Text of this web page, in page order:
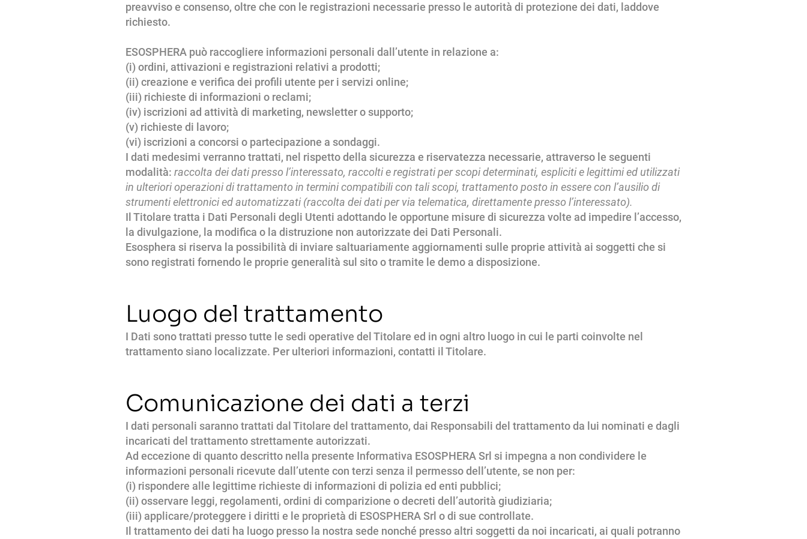
preavviso e consenso, oltre che con le registrazioni necessarie presso le autorità di protezione dei dati, laddove
richiesto.
ESOSPHERA può raccogliere informazioni personali dall’utente in relazione a:
(i) ordini, attivazioni e registrazioni relativi a prodotti;
(ii) creazione e verifica dei profili utente per i servizi online;
(iii) richieste di informazioni o reclami;
(iv) iscrizioni ad attività di marketing, newsletter o supporto;
(v) richieste di lavoro;
(vi) iscrizioni a concorsi o partecipazione a sondaggi.
I dati medesimi verranno trattati, nel rispetto della sicurezza e riservatezza necessarie, attraverso le seguenti
modalità: raccolta dei dati presso l’interessato, raccolti e registrati per scopi determinati, espliciti e legittimi ed utilizzati
in ulteriori operazioni di trattamento in termini compatibili con tali scopi, trattamento posto in essere con l’ausilio di
strumenti elettronici ed automatizzati (raccolta dei dati per via telematica, direttamente presso l’interessato).
Il Titolare tratta i Dati Personali degli Utenti adottando le opportune misure di sicurezza volte ad impedire l’accesso,
la divulgazione, la modifica o la distruzione non autorizzate dei Dati Personali.
Esosphera si riserva la possibilità di inviare saltuariamente aggiornamenti sulle proprie attività ai soggetti che si
sono registrati fornendo le proprie generalità sul sito o tramite le demo a disposizione.
Luogo del trattamento
I Dati sono trattati presso tutte le sedi operative del Titolare ed in ogni altro luogo in cui le parti coinvolte nel
trattamento siano localizzate. Per ulteriori informazioni, contatti il Titolare.
Comunicazione dei dati a terzi
I dati personali saranno trattati dal Titolare del trattamento, dai Responsabili del trattamento da lui nominati e dagli
incaricati del trattamento strettamente autorizzati.
Ad eccezione di quanto descritto nella presente Informativa ESOSPHERA Srl si impegna a non condividere le
informazioni personali ricevute dall’utente con terzi senza il permesso dell’utente, se non per:
(i) rispondere alle legittime richieste di informazioni di polizia ed enti pubblici;
(ii) osservare leggi, regolamenti, ordini di comparizione o decreti dell’autorità giudiziaria;
(iii) applicare/proteggere i diritti e le proprietà di ESOSPHERA Srl o di sue controllate.
Il trattamento dei dati ha luogo presso la nostra sede nonché presso altri soggetti da noi incaricati, ai quali potranno